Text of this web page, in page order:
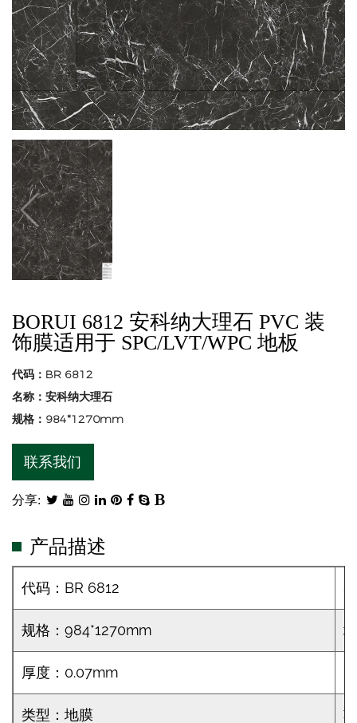
BORUI 6812 安科纳大理石 PVC 装
饰膜适用于 SPC/LVT/WPC 地板
代码：BR 6812
名称：安科纳大理石
规格：984*1270mm
联系我们
分享:
产品描述
代码：BR 6812
规格：984*1270mm
厚度：0.07mm
类型：地膜